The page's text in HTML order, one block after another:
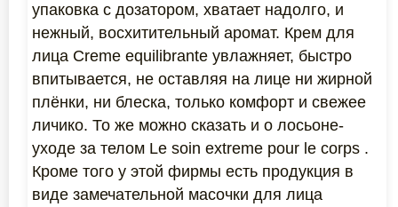
упаковка с дозатором, хватает надолго, и
нежный, восхитительный аромат. Крем для
лица Creme equilibrante увлажняет, быстро
впитывается, не оставляя на лице ни жирной
плёнки, ни блеска, только комфорт и свежее
личико. То же можно сказать и о лосьоне-
уходе за телом Le soin extreme pour le corps .
Кроме того у этой фирмы есть продукция в
виде замечательной масочки для лица